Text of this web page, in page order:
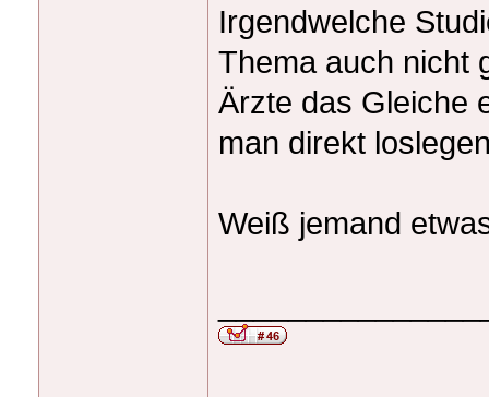
Irgendwelche
Thema auch nicht
Ärzte das Gleiche
man direkt
Weiß jemand